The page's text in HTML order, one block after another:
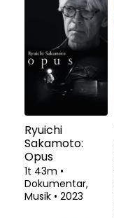
Ryuichi
Sakamoto:
Opus
1t 43m •
Dokumentar,
Musik • 2023